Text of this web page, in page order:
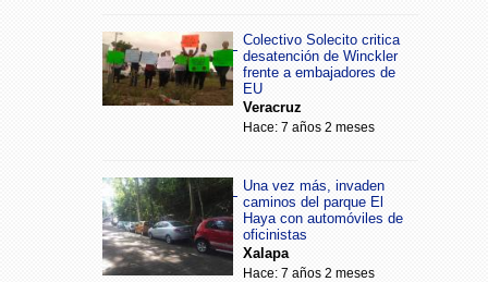
Colectivo Solecito critica
desatención de Winckler
frente a embajadores de
EU
Veracruz
Hace: 7 años 2 meses
Una vez más, invaden
caminos del parque El
Haya con automóviles de
oficinistas
Xalapa
Hace: 7 años 2 meses